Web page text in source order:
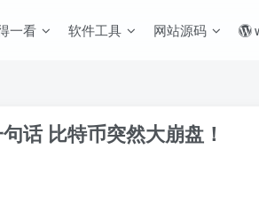
一看 软件工具 网站源码
话 比特币突然大崩盘！